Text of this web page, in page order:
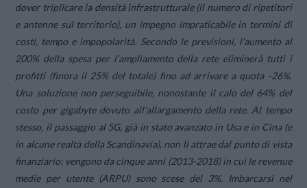
dover triplicare la densità infrastrutturale (il numero di ripetitori
e antenne sul territorio), un impegno impraticabile in termini di
costi, tempo e impopolarità. Secondo le previsioni, l’aumento al
200% della spesa per l’ampliamento della rete eliminerà tutti i
profitti (finora il 25% del totale) fino ad arrivare a quota -26%.
Una soluzione non perseguibile, nonostante il calo del 64% del
costo per gigabyte dovuto all’allargamento della rete. Al tempo
stesso, il passaggio al 5G, già in stato avanzato in Usa e in Cina (e
in alcune realtà della Scandinavia), non li attrae dal punto di vista
finanziario: vengono da cinque anni (2013-2018) in cui le revenue
medie per utente (ARPU) sono scese del 3%. Imbarcarsi nel